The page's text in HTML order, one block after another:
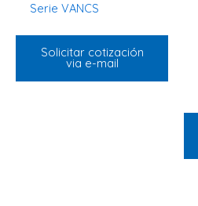
Serie VANCS
Solicitar cotización
via e-mail